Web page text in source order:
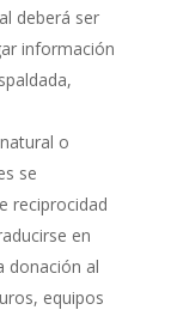
deberá ser
información
o
se
reciprocidad
en
donación al
equipos